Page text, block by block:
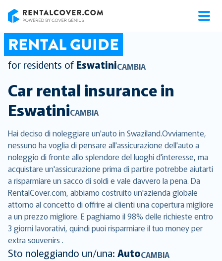
RENTAL GUIDE
for residents of EswatiniCAMBIA
Car rental insurance in
EswatiniCAMBIA
Hai deciso di noleggiare un'auto in Swaziland.Ovviamente,
nessuno ha voglia di pensare all'assicurazione dell'auto a
noleggio di fronte allo splendore del luoghi d'interesse, ma
acquistare un'assicurazione prima di partire potrebbe aiutarti
a risparmiare un sacco di soldi e vale davvero la pena. Da
RentalCover.com, abbiamo costruito un'azienda globale
attorno al concetto di offrire ai clienti una copertura migliore
a un prezzo migliore. E paghiamo il 98% delle richieste entro
3 giorni lavorativi, quindi puoi risparmiare il tuo money per
extra souvenirs .
Sto noleggiando un/una: AutoCAMBIA